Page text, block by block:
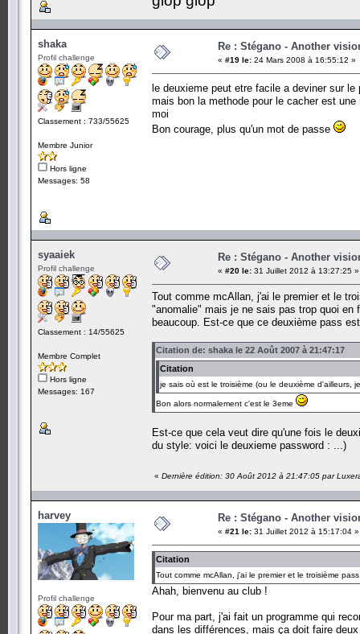
shaka
Profil challenge
Classement : 733/55625
Membre Junior
Hors ligne
Messages: 58
Re : Stégano - Another
« #19 le: 24 Mars 2008 à 16:55:12 »
le deuxieme peut etre facile a deviner sur
mais bon la methode pour le cacher est
moi
Bon courage, plus qu'un mot de passe
syaaiek
Profil challenge
Classement : 14/55625
Membre Complet
Hors ligne
Messages: 167
Re : Stégano - Another
« #20 le: 31 Juillet 2012 à 13:27:25 »
Tout comme mcAllan, j'ai le premier et le
"anomalie" mais je ne sais pas trop quoi en
beaucoup. Est-ce que ce deuxième pass
Citation de: shaka le 22 Août 2007 à 21:47:17
Citation
je sais où est le troisième (ou le deuxième d'ailleurs,
Bon alors normalement c'est le 3eme
Est-ce que cela veut dire qu'une fois le
du style: voici le deuxieme password : ...)
« Dernière édition: 30 Août 2012 à 21:47:05 par
harvey
Profil challenge
Re : Stégano - Another
« #21 le: 31 Juillet 2012 à 15:17:04 »
Citation
Tout comme mcAllan, j'ai le premier et le troisième
Ahah, bienvenu au club !
Pour ma part, j'ai fait un programme qui
dans les différences, mais ça doit faire